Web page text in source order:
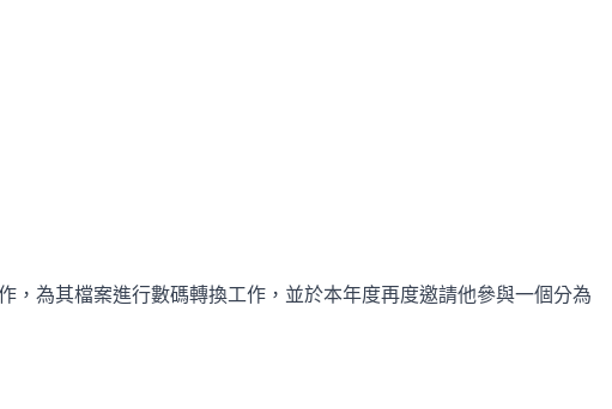
，為其檔案進行數碼轉換工作，並於本年度再度邀請他參與一個分為